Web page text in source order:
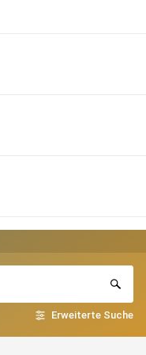
Erweiterte Suche